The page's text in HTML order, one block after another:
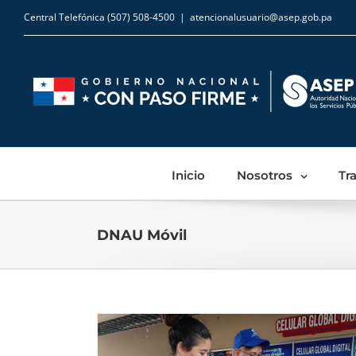
Central Telefónica (507) 508-4500 | atencionalusuario@asep.gob.pa
Inicio Nosotros
DNAU Móvil